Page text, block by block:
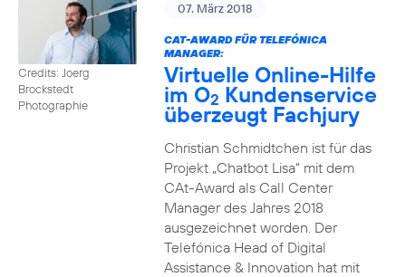
Credits: Joerg
Brockstedt
Photographie
07. März 2018
CAT-AWARD FÜR TELEFÓNICA
MANAGER:
Virtuelle Online-Hilfe
im O2 Kundenservice
überzeugt Fachjury
Christian Schmidtchen ist für das
Projekt „Chatbot Lisa“ mit dem
CAt-Award als Call Center
Manager des Jahres 2018
ausgezeichnet worden. Der
Telefónica Head of Digital
Assistance & Innovation hat mit